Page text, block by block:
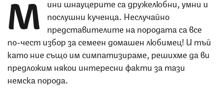
М
ини шнауцерите са дружелюбни, умни и
послушни кученца. Неслучайно
представителите на породата са все
по-чест избор за семеен домашен любимец! И тъй
като ние също им симпатизираме, решихме да ви
предложим някои интересни факти за тази
немска порода.